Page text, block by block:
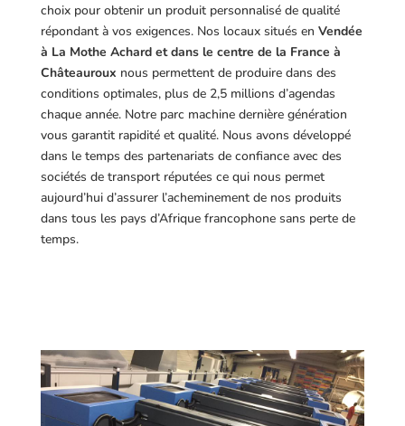
choix pour obtenir un produit personnalisé de qualité
répondant à vos exigences. Nos locaux situés en Vendée
à La Mothe Achard et dans le centre de la France à
Châteauroux nous permettent de produire dans des
conditions optimales, plus de 2,5 millions d’agendas
chaque année. Notre parc machine dernière génération
vous garantit rapidité et qualité. Nous avons développé
dans le temps des partenariats de confiance avec des
sociétés de transport réputées ce qui nous permet
aujourd’hui d’assurer l’acheminement de nos produits
dans tous les pays d’Afrique francophone sans perte de
temps.